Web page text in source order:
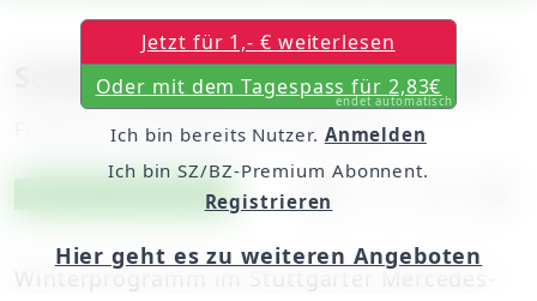
Sonderausstellung über den SL
Freitag, 25. November 2011, 00:00 Uhr
Artikel vorlesen
Exklusiv für Abonnenten
Winterprogramm im Stuttgarter Mercedes-
Jetzt für 1,- € weiterlesen
Oder mit dem Tagespass für 2,83€
endet automatisch
Ich bin bereits Nutzer. Anmelden
Ich bin SZ/BZ-Premium Abonnent.
Registrieren
Hier geht es zu weiteren Angeboten